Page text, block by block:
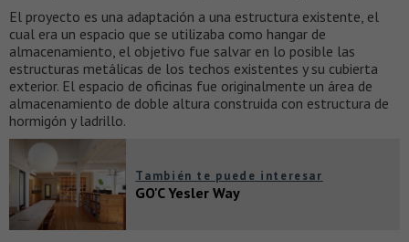
El proyecto es una adaptación a una estructura existente, el
cual era un espacio que se utilizaba como hangar de
almacenamiento, el objetivo fue salvar en lo posible las
estructuras metálicas de los techos existentes y su cubierta
exterior. El espacio de oficinas fue originalmente un área de
almacenamiento de doble altura construida con estructura de
hormigón y ladrillo.
También te puede interesar
GO'C Yesler Way